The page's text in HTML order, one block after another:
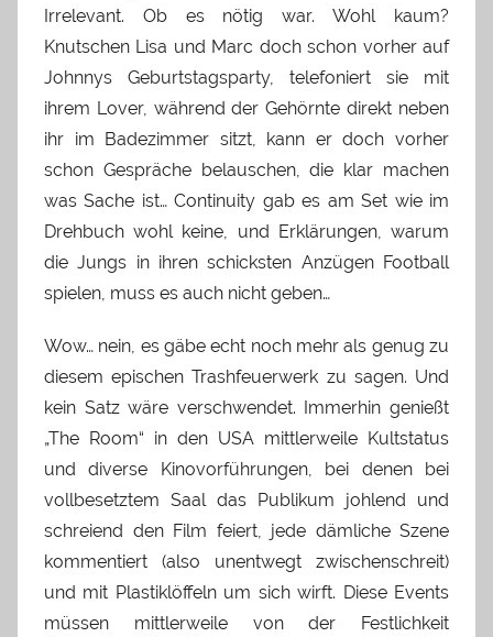
Irrelevant. Ob es nötig war. Wohl kaum?
Knutschen Lisa und Marc doch schon vorher auf
Johnnys Geburtstagsparty, telefoniert sie mit
ihrem Lover, während der Gehörnte direkt neben
ihr im Badezimmer sitzt, kann er doch vorher
schon Gespräche belauschen, die klar machen
was Sache ist… Continuity gab es am Set wie im
Drehbuch wohl keine, und Erklärungen, warum
die Jungs in ihren schicksten Anzügen Football
spielen, muss es auch nicht geben…
Wow… nein, es gäbe echt noch mehr als genug zu
diesem epischen Trashfeuerwerk zu sagen. Und
kein Satz wäre verschwendet. Immerhin genießt
„The Room“ in den USA mittlerweile Kultstatus
und diverse Kinovorführungen, bei denen bei
vollbesetztem Saal das Publikum johlend und
schreiend den Film feiert, jede dämliche Szene
kommentiert (also unentwegt zwischenschreit)
und mit Plastiklöffeln um sich wirft. Diese Events
müssen mittlerweile von der Festlichkeit